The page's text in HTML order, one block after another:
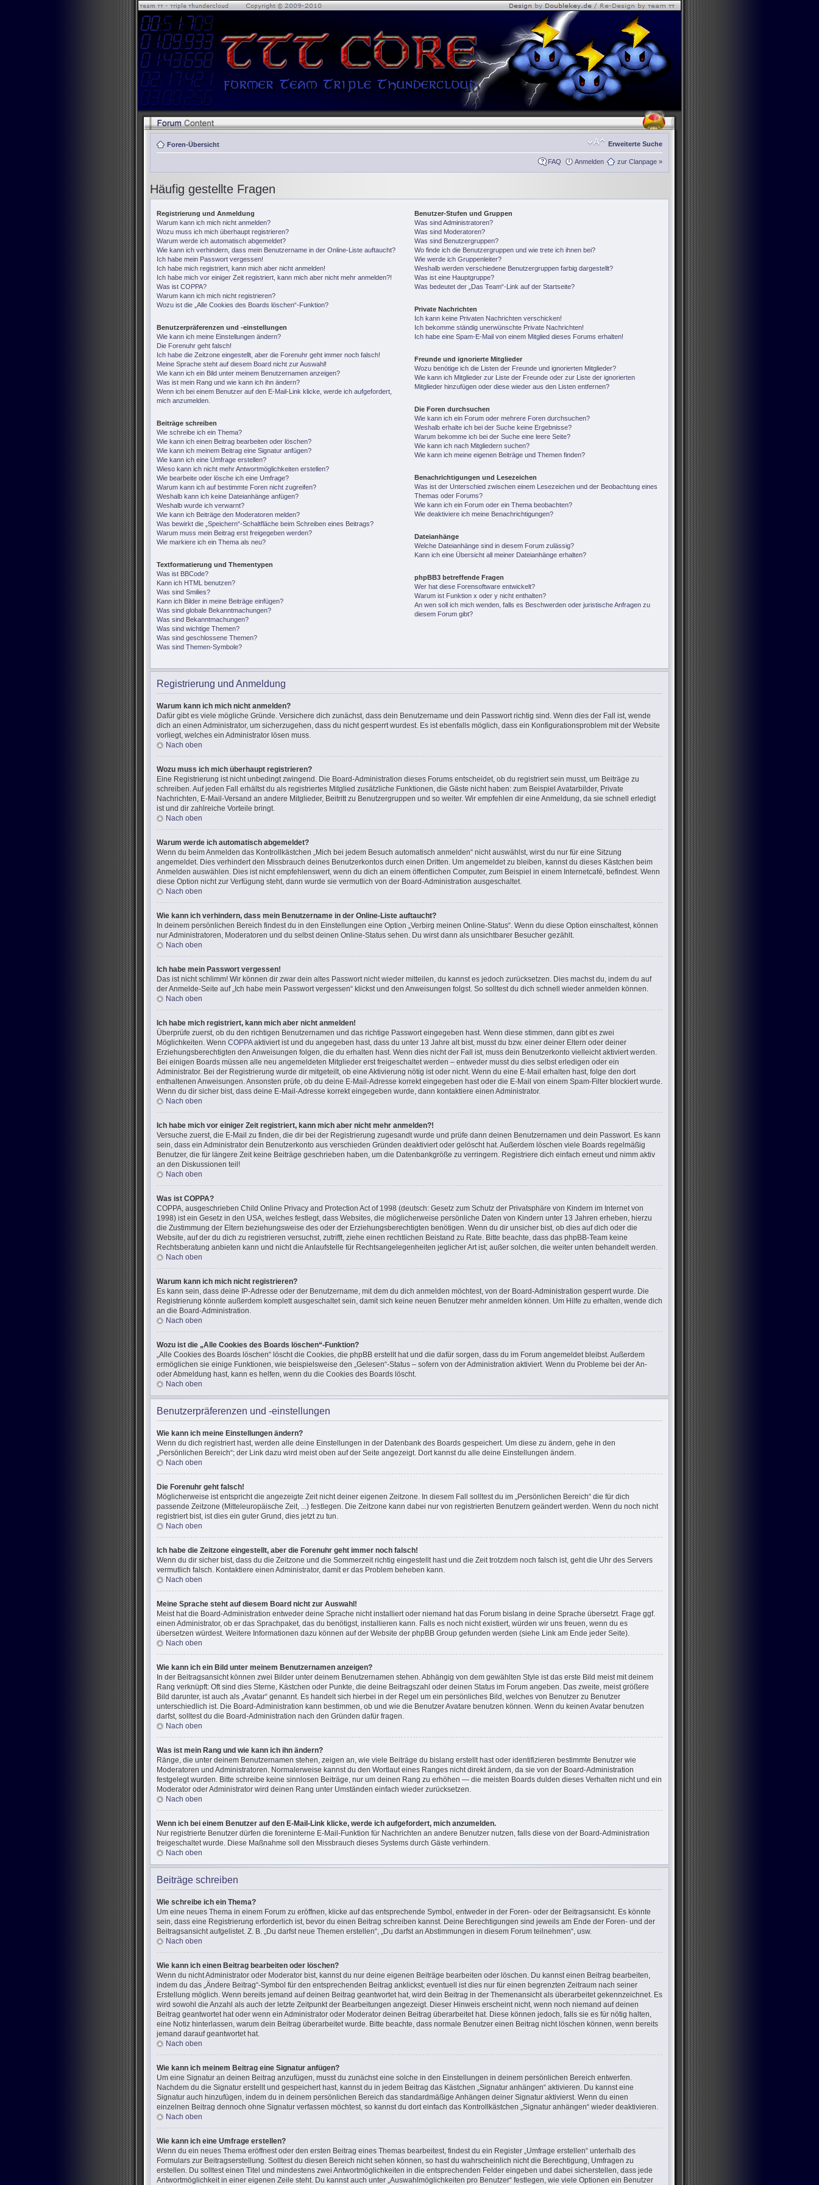
Foren-Übersicht Erweiterte Suche
FAQ Anmelden zur Clanpage »
Häufig gestellte Fragen
Registrierung und Anmeldung
Warum kann ich mich nicht anmelden?
Wozu muss ich mich überhaupt registrieren?
Warum werde ich automatisch abgemeldet?
Wie kann ich verhindern, dass mein Benutzername in der Online-Liste auftaucht?
Ich habe mein Passwort vergessen!
Ich habe mich registriert, kann mich aber nicht anmelden!
Ich habe mich vor einiger Zeit registriert, kann mich aber nicht mehr anmelden?!
Was ist COPPA?
Warum kann ich mich nicht registrieren?
Wozu ist die „Alle Cookies des Boards löschen“-Funktion?
Benutzerpräferenzen und -einstellungen
Wie kann ich meine Einstellungen ändern?
Die Forenuhr geht falsch!
Ich habe die Zeitzone eingestellt, aber die Forenuhr geht immer noch falsch!
Meine Sprache steht auf diesem Board nicht zur Auswahl!
Wie kann ich ein Bild unter meinem Benutzernamen anzeigen?
Was ist mein Rang und wie kann ich ihn ändern?
Wenn ich bei einem Benutzer auf den E-Mail-Link klicke, werde ich aufgefordert,
mich anzumelden.
Beiträge schreiben
Wie schreibe ich ein Thema?
Wie kann ich einen Beitrag bearbeiten oder löschen?
Wie kann ich meinem Beitrag eine Signatur anfügen?
Wie kann ich eine Umfrage erstellen?
Wieso kann ich nicht mehr Antwortmöglichkeiten erstellen?
Wie bearbeite oder lösche ich eine Umfrage?
Warum kann ich auf bestimmte Foren nicht zugreifen?
Weshalb kann ich keine Dateianhänge anfügen?
Weshalb wurde ich verwarnt?
Wie kann ich Beiträge den Moderatoren melden?
Was bewirkt die „Speichern“-Schaltfläche beim Schreiben eines Beitrags?
Warum muss mein Beitrag erst freigegeben werden?
Wie markiere ich ein Thema als neu?
Textformatierung und Thementypen
Was ist BBCode?
Kann ich HTML benutzen?
Was sind Smilies?
Kann ich Bilder in meine Beiträge einfügen?
Was sind globale Bekanntmachungen?
Was sind Bekanntmachungen?
Was sind wichtige Themen?
Was sind geschlossene Themen?
Was sind Themen-Symbole?
Benutzer-Stufen und Gruppen
Was sind Administratoren?
Was sind Moderatoren?
Was sind Benutzergruppen?
Wo finde ich die Benutzergruppen und wie trete ich ihnen bei?
Wie werde ich Gruppenleiter?
Weshalb werden verschiedene Benutzergruppen farbig dargestellt?
Was ist eine Hauptgruppe?
Was bedeutet der „Das Team“-Link auf der Startseite?
Private Nachrichten
Ich kann keine Privaten Nachrichten verschicken!
Ich bekomme ständig unerwünschte Private Nachrichten!
Ich habe eine Spam-E-Mail von einem Mitglied dieses Forums erhalten!
Freunde und ignorierte Mitglieder
Wozu benötige ich die Listen der Freunde und ignorierten Mitglieder?
Wie kann ich Mitglieder zur Liste der Freunde oder zur Liste der ignorierten
Mitglieder hinzufügen oder diese wieder aus den Listen entfernen?
Die Foren durchsuchen
Wie kann ich ein Forum oder mehrere Foren durchsuchen?
Weshalb erhalte ich bei der Suche keine Ergebnisse?
Warum bekomme ich bei der Suche eine leere Seite?
Wie kann ich nach Mitgliedern suchen?
Wie kann ich meine eigenen Beiträge und Themen finden?
Benachrichtigungen und Lesezeichen
Was ist der Unterschied zwischen einem Lesezeichen und der Beobachtung eines
Themas oder Forums?
Wie kann ich ein Forum oder ein Thema beobachten?
Wie deaktiviere ich meine Benachrichtigungen?
Dateianhänge
Welche Dateianhänge sind in diesem Forum zulässig?
Kann ich eine Übersicht all meiner Dateianhänge erhalten?
phpBB3 betreffende Fragen
Wer hat diese Forensoftware entwickelt?
Warum ist Funktion x oder y nicht enthalten?
An wen soll ich mich wenden, falls es Beschwerden oder juristische Anfragen zu
diesem Forum gibt?
Registrierung und Anmeldung
Warum kann ich mich nicht anmelden?
Dafür gibt es viele mögliche Gründe. Versichere dich zunächst, dass dein Benutzername und dein Passwort richtig sind. Wenn dies der Fall ist, wende
dich an einen Administrator, um sicherzugehen, dass du nicht gesperrt wurdest. Es ist ebenfalls möglich, dass ein Konfigurationsproblem mit der Website
vorliegt, welches ein Administrator lösen muss.
Nach oben
Wozu muss ich mich überhaupt registrieren?
Eine Registrierung ist nicht unbedingt zwingend. Die Board-Administration dieses Forums entscheidet, ob du registriert sein musst, um Beiträge zu
schreiben. Auf jeden Fall erhältst du als registriertes Mitglied zusätzliche Funktionen, die Gäste nicht haben: zum Beispiel Avatarbilder, Private
Nachrichten, E-Mail-Versand an andere Mitglieder, Beitritt zu Benutzergruppen und so weiter. Wir empfehlen dir eine Anmeldung, da sie schnell erledigt
ist und dir zahlreiche Vorteile bringt.
Nach oben
Warum werde ich automatisch abgemeldet?
Wenn du beim Anmelden das Kontrollkästchen „Mich bei jedem Besuch automatisch anmelden“ nicht auswählst, wirst du nur für eine Sitzung
angemeldet. Dies verhindert den Missbrauch deines Benutzerkontos durch einen Dritten. Um angemeldet zu bleiben, kannst du dieses Kästchen beim
Anmelden auswählen. Dies ist nicht empfehlenswert, wenn du dich an einem öffentlichen Computer, zum Beispiel in einem Internetcafé, befindest. Wenn
diese Option nicht zur Verfügung steht, dann wurde sie vermutlich von der Board-Administration ausgeschaltet.
Nach oben
Wie kann ich verhindern, dass mein Benutzername in der Online-Liste auftaucht?
In deinem persönlichen Bereich findest du in den Einstellungen eine Option „Verbirg meinen Online-Status“. Wenn du diese Option einschaltest, können
nur Administratoren, Moderatoren und du selbst deinen Online-Status sehen. Du wirst dann als unsichtbarer Besucher gezählt.
Nach oben
Ich habe mein Passwort vergessen!
Das ist nicht schlimm! Wir können dir zwar dein altes Passwort nicht wieder mitteilen, du kannst es jedoch zurücksetzen. Dies machst du, indem du auf
der Anmelde-Seite auf „Ich habe mein Passwort vergessen“ klickst und den Anweisungen folgst. So solltest du dich schnell wieder anmelden können.
Nach oben
Ich habe mich registriert, kann mich aber nicht anmelden!
Überprüfe zuerst, ob du den richtigen Benutzernamen und das richtige Passwort eingegeben hast. Wenn diese stimmen, dann gibt es zwei
Möglichkeiten. Wenn COPPAaktiviert ist und du angegeben hast, dass du unter 13 Jahre alt bist, musst du bzw. einer deiner Eltern oder deiner
Erziehungsberechtigten den Anweisungen folgen, die du erhalten hast. Wenn dies nicht der Fall ist, muss dein Benutzerkonto vielleicht aktiviert werden.
Bei einigen Boards müssen alle neu angemeldeten Mitglieder erst freigeschaltet werden – entweder musst du dies selbst erledigen oder ein
Administrator. Bei der Registrierung wurde dir mitgeteilt, ob eine Aktivierung nötig ist oder nicht. Wenn du eine E-Mail erhalten hast, folge den dort
enthaltenen Anweisungen. Ansonsten prüfe, ob du deine E-Mail-Adresse korrekt eingegeben hast oder die E-Mail von einem Spam-Filter blockiert wurde.
Wenn du dir sicher bist, dass deine E-Mail-Adresse korrekt eingegeben wurde, dann kontaktiere einen Administrator.
Nach oben
Ich habe mich vor einiger Zeit registriert, kann mich aber nicht mehr anmelden?!
Versuche zuerst, die E-Mail zu finden, die dir bei der Registrierung zugesandt wurde und prüfe dann deinen Benutzernamen und dein Passwort. Es kann
sein, dass ein Administrator dein Benutzerkonto aus verschieden Gründen deaktiviert oder gelöscht hat. Außerdem löschen viele Boards regelmäßig
Benutzer, die für längere Zeit keine Beiträge geschrieben haben, um die Datenbankgröße zu verringern. Registriere dich einfach erneut und nimm aktiv
an den Diskussionen teil!
Nach oben
Was ist COPPA?
COPPA, ausgeschrieben Child Online Privacy and Protection Act of 1998 (deutsch: Gesetz zum Schutz der Privatsphäre von Kindern im Internet von
1998) ist ein Gesetz in den USA, welches festlegt, dass Websites, die möglicherweise persönliche Daten von Kindern unter 13 Jahren erheben, hierzu
die Zustimmung der Eltern beziehungsweise des oder der Erziehungsberechtigten benötigen. Wenn du dir unsicher bist, ob dies auf dich oder die
Website, auf der du dich zu registrieren versuchst, zutrifft, ziehe einen rechtlichen Beistand zu Rate. Bitte beachte, dass das phpBB-Team keine
Rechtsberatung anbieten kann und nicht die Anlaufstelle für Rechtsangelegenheiten jeglicher Art ist; außer solchen, die weiter unten behandelt werden.
Nach oben
Warum kann ich mich nicht registrieren?
Es kann sein, dass deine IP-Adresse oder der Benutzername, mit dem du dich anmelden möchtest, von der Board-Administration gesperrt wurde. Die
Registrierung könnte außerdem komplett ausgeschaltet sein, damit sich keine neuen Benutzer mehr anmelden können. Um Hilfe zu erhalten, wende dich
an die Board-Administration.
Nach oben
Wozu ist die „Alle Cookies des Boards löschen“-Funktion?
„Alle Cookies des Boards löschen“ löscht die Cookies, die phpBB erstellt hat und die dafür sorgen, dass du im Forum angemeldet bleibst. Außerdem
ermöglichen sie einige Funktionen, wie beispielsweise den „Gelesen“-Status – sofern von der Administration aktiviert. Wenn du Probleme bei der An-
oder Abmeldung hast, kann es helfen, wenn du die Cookies des Boards löscht.
Nach oben
Benutzerpräferenzen und -einstellungen
Wie kann ich meine Einstellungen ändern?
Wenn du dich registriert hast, werden alle deine Einstellungen in der Datenbank des Boards gespeichert. Um diese zu ändern, gehe in den
„Persönlichen Bereich“; der Link dazu wird meist oben auf der Seite angezeigt. Dort kannst du alle deine Einstellungen ändern.
Nach oben
Die Forenuhr geht falsch!
Möglicherweise ist entspricht die angezeigte Zeit nicht deiner eigenen Zeitzone. In diesem Fall solltest du im „Persönlichen Bereich“ die für dich
passende Zeitzone (Mitteleuropäische Zeit, ...) festlegen. Die Zeitzone kann dabei nur von registrierten Benutzern geändert werden. Wenn du noch nicht
registriert bist, ist dies ein guter Grund, dies jetzt zu tun.
Nach oben
Ich habe die Zeitzone eingestellt, aber die Forenuhr geht immer noch falsch!
Wenn du dir sicher bist, dass du die Zeitzone und die Sommerzeit richtig eingestellt hast und die Zeit trotzdem noch falsch ist, geht die Uhr des Servers
vermutlich falsch. Kontaktiere einen Administrator, damit er das Problem beheben kann.
Nach oben
Meine Sprache steht auf diesem Board nicht zur Auswahl!
Meist hat die Board-Administration entweder deine Sprache nicht installiert oder niemand hat das Forum bislang in deine Sprache übersetzt. Frage ggf.
einen Administrator, ob er das Sprachpaket, das du benötigst, installieren kann. Falls es noch nicht existiert, würden wir uns freuen, wenn du es
übersetzen würdest. Weitere Informationen dazu können auf der Website der phpBB Group gefunden werden (siehe Link am Ende jeder Seite).
Nach oben
Wie kann ich ein Bild unter meinem Benutzernamen anzeigen?
In der Beitragsansicht können zwei Bilder unter deinem Benutzernamen stehen. Abhängig von dem gewählten Style ist das erste Bild meist mit deinem
Rang verknüpft: Oft sind dies Sterne, Kästchen oder Punkte, die deine Beitragszahl oder deinen Status im Forum angeben. Das zweite, meist größere
Bild darunter, ist auch als „Avatar“ genannt. Es handelt sich hierbei in der Regel um ein persönliches Bild, welches von Benutzer zu Benutzer
unterschiedlich ist. Die Board-Administration kann bestimmen, ob und wie die Benutzer Avatare benutzen können. Wenn du keinen Avatar benutzen
darfst, solltest du die Board-Administration nach den Gründen dafür fragen.
Nach oben
Was ist mein Rang und wie kann ich ihn ändern?
Ränge, die unter deinem Benutzernamen stehen, zeigen an, wie viele Beiträge du bislang erstellt hast oder identifizieren bestimmte Benutzer wie
Moderatoren und Administratoren. Normalerweise kannst du den Wortlaut eines Ranges nicht direkt ändern, da sie von der Board-Administration
festgelegt wurden. Bitte schreibe keine sinnlosen Beiträge, nur um deinen Rang zu erhöhen — die meisten Boards dulden dieses Verhalten nicht und ein
Moderator oder Administrator wird deinen Rang unter Umständen einfach wieder zurücksetzen.
Nach oben
Wenn ich bei einem Benutzer auf den E-Mail-Link klicke, werde ich aufgefordert, mich anzumelden.
Nur registrierte Benutzer dürfen die foreninterne E-Mail-Funktion für Nachrichten an andere Benutzer nutzen, falls diese von der Board-Administration
freigeschaltet wurde. Diese Maßnahme soll den Missbrauch dieses Systems durch Gäste verhindern.
Nach oben
Beiträge schreiben
Wie schreibe ich ein Thema?
Um eine neues Thema in einem Forum zu eröffnen, klicke auf das entsprechende Symbol, entweder in der Foren- oder der Beitragsansicht. Es könnte
sein, dass eine Registrierung erforderlich ist, bevor du einen Beitrag schreiben kannst. Deine Berechtigungen sind jeweils am Ende der Foren- und der
Beitragsansicht aufgelistet. Z. B. „Du darfst neue Themen erstellen“, „Du darfst an Abstimmungen in diesem Forum teilnehmen“, usw.
Nach oben
Wie kann ich einen Beitrag bearbeiten oder löschen?
Wenn du nicht Administrator oder Moderator bist, kannst du nur deine eigenen Beiträge bearbeiten oder löschen. Du kannst einen Beitrag bearbeiten,
indem du das „Ändere Beitrag“-Symbol für den entsprechenden Beitrag anklickst; eventuell ist dies nur für einen begrenzten Zeitraum nach seiner
Erstellung möglich. Wenn bereits jemand auf deinen Beitrag geantwortet hat, wird dein Beitrag in der Themenansicht als überarbeitet gekennzeichnet. Es
wird sowohl die Anzahl als auch der letzte Zeitpunkt der Bearbeitungen angezeigt. Dieser Hinweis erscheint nicht, wenn noch niemand auf deinen
Beitrag geantwortet hat oder wenn ein Administrator oder Moderator deinen Beitrag überarbeitet hat. Diese können jedoch, falls sie es für nötig halten,
eine Notiz hinterlassen, warum dein Beitrag überarbeitet wurde. Bitte beachte, dass normale Benutzer einen Beitrag nicht löschen können, wenn bereits
jemand darauf geantwortet hat.
Nach oben
Wie kann ich meinem Beitrag eine Signatur anfügen?
Um eine Signatur an deinen Beitrag anzufügen, musst du zunächst eine solche in den Einstellungen in deinem persönlichen Bereich entwerfen.
Nachdem du die Signatur erstellt und gespeichert hast, kannst du in jedem Beitrag das Kästchen „Signatur anhängen“ aktivieren. Du kannst eine
Signatur auch hinzufügen, indem du in deinem persönlichen Bereich das standardmäßige Anhängen deiner Signatur aktivierst. Wenn du einen
einzelnen Beitrag dennoch ohne Signatur verfassen möchtest, so kannst du dort einfach das Kontrollkästchen „Signatur anhängen“ wieder deaktivieren.
Nach oben
Wie kann ich eine Umfrage erstellen?
Wenn du ein neues Thema eröffnest oder den ersten Beitrag eines Themas bearbeitest, findest du ein Register „Umfrage erstellen“ unterhalb des
Formulars zur Beitragserstellung. Solltest du diesen Bereich nicht sehen können, so hast du wahrscheinlich nicht die Berechtigung, Umfragen zu
erstellen. Du solltest einen Titel und mindestens zwei Antwortmöglichkeiten in die entsprechenden Felder eingeben und dabei sicherstellen, dass jede
Antwortmöglichkeit in einer eigenen Zeile steht. Du kannst auch unter „Auswahlmöglichkeiten pro Benutzer“ festlegen, wie viele Optionen ein Benutzer